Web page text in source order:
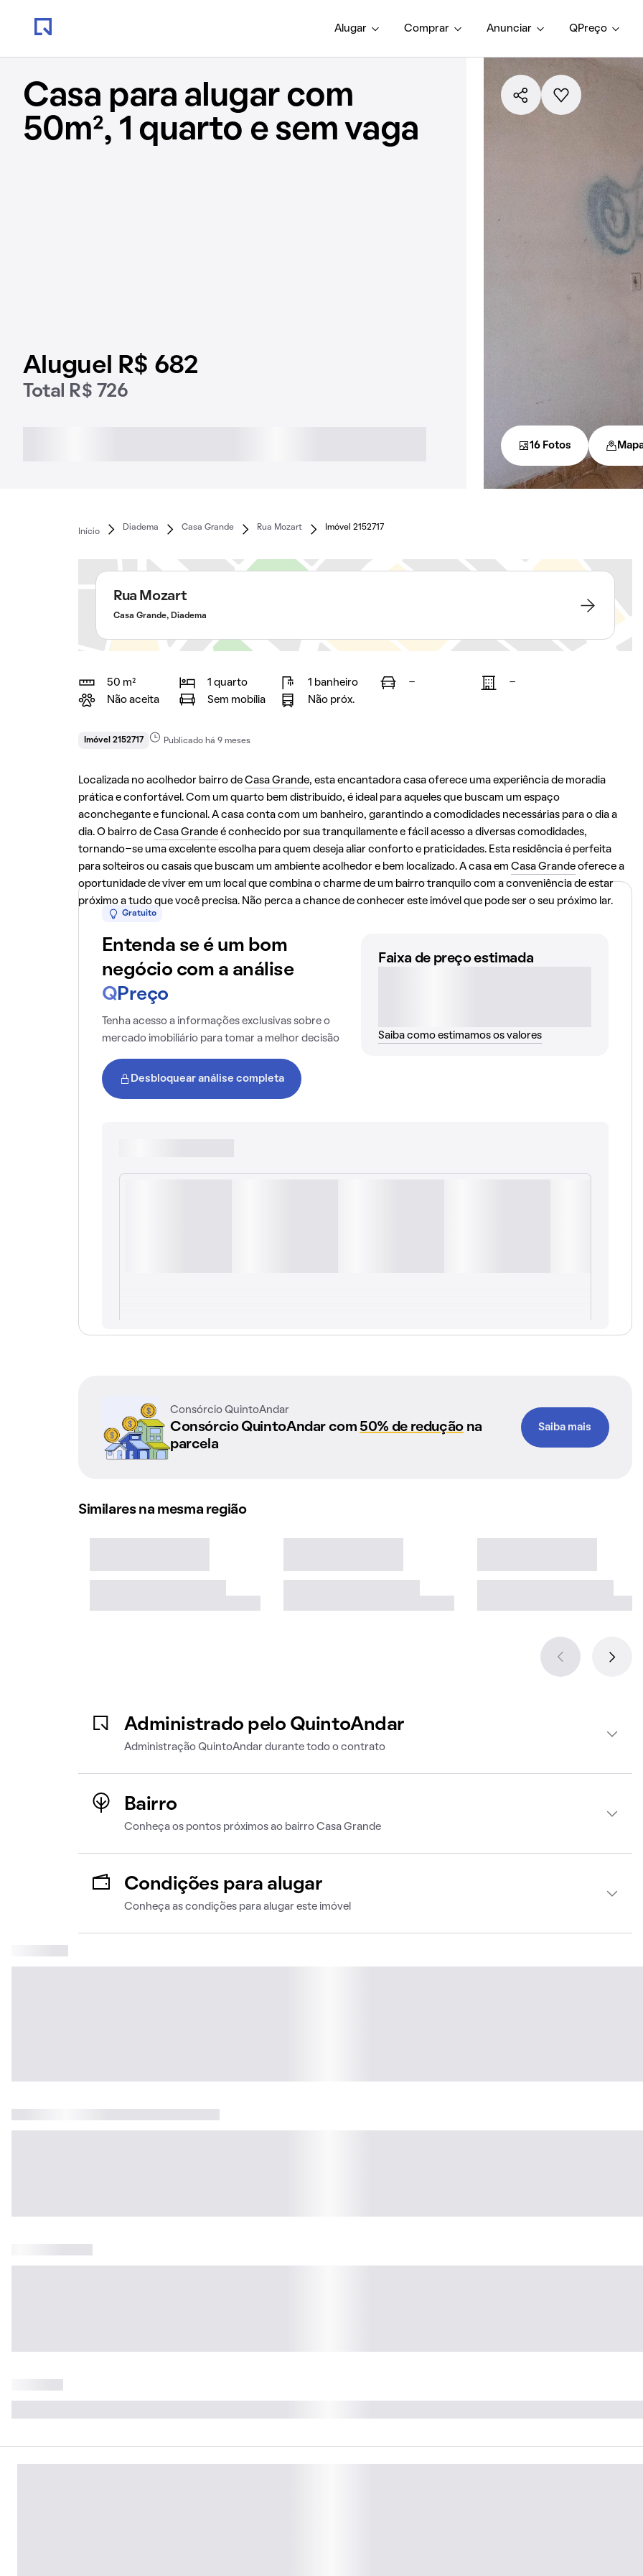
Alugar Comprar Anunciar QPreço
Casa para alugar com
50m², 1 quarto e sem vaga
Aluguel R$ 682
Total R$ 726
16 Fotos
Início
Diadema Casa Grande Rua Mozart Imóvel 2152717
Rua Mozart
Casa Grande, Diadema
50 m² 1 quarto 1 banheiro -
-
Não aceita
Sem mobília Não próx.
Imóvel 2152717 Publicado há 9 meses
Localizada no acolhedor bairro de Casa Grande, esta encantadora casa oferece uma experiência de moradia
prática e confortável. Com um quarto bem distribuído, é ideal para aqueles que buscam um espaço
aconchegante e funcional. A casa conta com um banheiro, garantindo a comodidades necessárias para o dia a
dia. O bairro de Casa Grandeé conhecido por sua tranquilamente e fácil acesso a diversas comodidades,
tornando-se uma excelente escolha para quem deseja aliar conforto e praticidades. Esta residência é perfeita
para solteiros ou casais que buscam um ambiente acolhedor e bem localizado. A casa em Casa Grandeoferece a
oportunidade de viver em um local que combina o charme de um bairro tranquilo com a conveniência de estar
próximo a tudo que você precisa. Não perca a chance de conhecer este imóvel que pode ser o seu próximo lar.
Gratuito
Entenda se é um bom
negócio com a análise
Q Preço
Tenha acesso a informações exclusivas sobre o
mercado imobiliário para tomar a melhor decisão
Desbloquear análise completa
Faixa de preço estimada
Saiba como estimamos os valores
Consórcio QuintoAndar
Consórcio QuintoAndar com 50% de reduçãona
parcela
Saiba mais
Similares na mesma região
Administrado pelo QuintoAndar
Administração QuintoAndar durante todo o contrato
Bairro
Conheça os pontos próximos ao bairro Casa Grande
Condições para alugar
Conheça as condições para alugar este imóvel